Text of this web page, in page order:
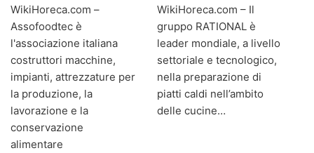
WikiHoreca.com –
Assofoodtec è
l'associazione italiana
costruttori macchine,
impianti, attrezzature per
la produzione, la
lavorazione e la
conservazione
alimentare
WikiHoreca.com – Il
gruppo RATIONAL è
leader mondiale, a livello
settoriale e tecnologico,
nella preparazione di
piatti caldi nell’ambito
delle cucine…